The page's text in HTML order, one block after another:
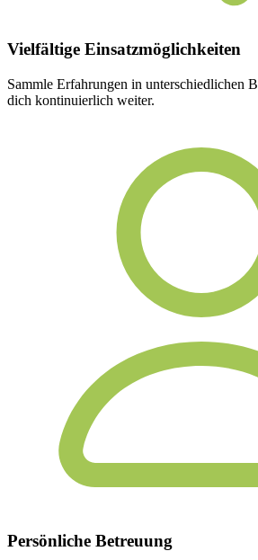
Vielfältige Einsatzmöglichkeiten
Sammle Erfahrungen in unterschiedlichen
dich kontinuierlich weiter.
Persönliche Betreuung